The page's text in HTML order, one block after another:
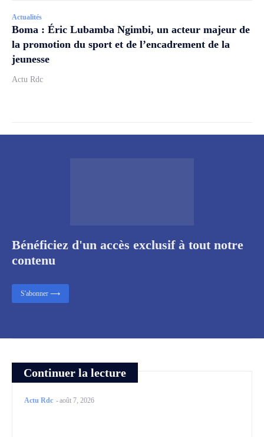
Actualités
Boma : Éric Lubamba Ngimbi, un acteur majeur de
la promotion du sport et de l’encadrement de la
jeunesse
Actu Rdc
Continuer la lecture
Actu Rdc -août 7, 2026
Bénéficiez d'un accès exclusif à tout notre
contenu
S'abonner ⟶